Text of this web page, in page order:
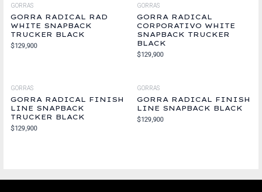
GORRAS
GORRA RADICAL RAD
WHITE SNAPBACK
TRUCKER BLACK
$129,900
GORRAS
GORRA RADICAL
CORPORATIVO WHITE
SNAPBACK TRUCKER
BLACK
$129,900
GORRAS
GORRA RADICAL FINISH
LINE SNAPBACK
TRUCKER BLACK
$129,900
GORRAS
GORRA RADICAL FINISH
LINE SNAPBACK BLACK
$129,900